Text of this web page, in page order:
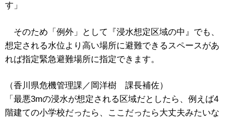
す」
そのため「例外」として『浸水想定区域の中』でも、
想定される水位より高い場所に避難できるスペースがあ
れば指定緊急避難場所に指定できます。
（香川県危機管理課／岡洋樹 課長補佐）
「最悪3mの浸水が想定される区域だとしたら、例えば4
階建ての小学校だったら、ここだったら大丈夫みたいな